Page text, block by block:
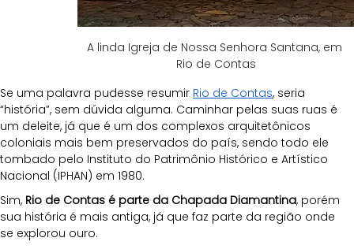
A linda Igreja de Nossa Senhora Santana, em
Rio de Contas
Se uma palavra pudesse resumir Rio de Contas, seria
“história”, sem dúvida alguma. Caminhar pelas suas ruas é
um deleite, já que é um dos complexos arquitetônicos
coloniais mais bem preservados do país, sendo todo ele
tombado pelo Instituto do Patrimônio Histórico e Artístico
Nacional (IPHAN) em 1980.
Sim, Rio de Contas é parte da Chapada Diamantina, porém
sua história é mais antiga, já que faz parte da região onde
se explorou ouro.